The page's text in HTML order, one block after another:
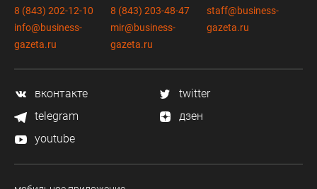
8 (843) 202-12-10
info@business-
gazeta.ru
8 (843) 203-48-47
mir@business-
gazeta.ru
staff@business-
gazeta.ru
вконтакте
twitter
telegram
дзен
youtube